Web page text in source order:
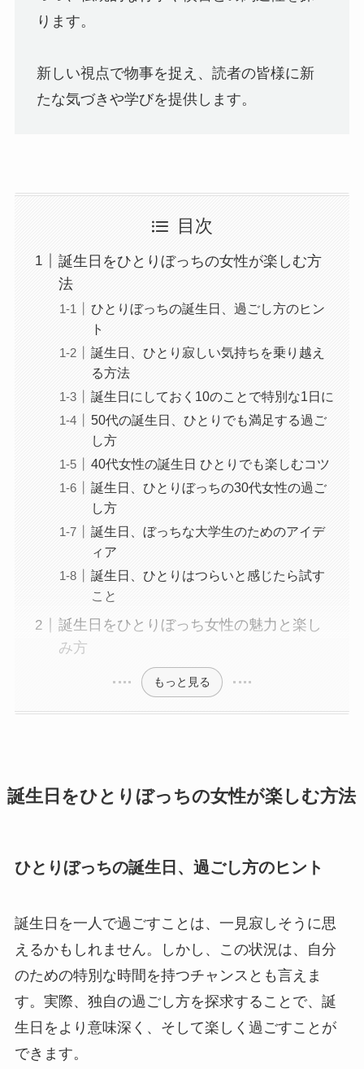
ります。
新しい視点で物事を捉え、読者の皆様に新
たな気づきや学びを提供します。
目次
誕生日をひとりぼっちの女性が楽しむ方
法
ひとりぼっちの誕生日、過ごし方のヒン
ト
誕生日、ひとり寂しい気持ちを乗り越え
る方法
誕生日にしておく10のことで特別な1日に
50代の誕生日、ひとりでも満足する過ご
し方
40代女性の誕生日 ひとりでも楽しむコツ
誕生日、ひとりぼっちの30代女性の過ご
し方
誕生日、ぼっちな大学生のためのアイデ
ィア
誕生日、ひとりはつらいと感じたら試す
こと
誕生日をひとりぼっち女性の魅力と楽し
み方
もっと見る
誕生日をひとりぼっちの女性が楽しむ方法
ひとりぼっちの誕生日、過ごし方のヒント
誕生日を一人で過ごすことは、一見寂しそうに思
えるかもしれません。しかし、この状況は、自分
のための特別な時間を持つチャンスとも言えま
す。実際、独自の過ごし方を探求することで、誕
生日をより意味深く、そして楽しく過ごすことが
できます。